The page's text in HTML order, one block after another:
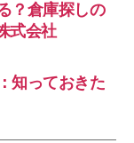
？倉庫探しの
式会社
知っておきた